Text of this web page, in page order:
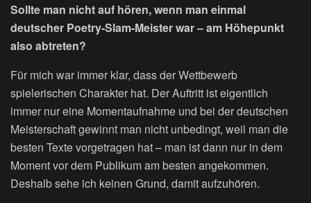
Sollte man nicht auf hören, wenn man einmal
deutscher Poetry-Slam-Meister war – am Höhepunkt
also abtreten?
Für mich war immer klar, dass der Wettbewerb
spielerischen Charakter hat. Der Auftritt ist eigentlich
immer nur eine Momentaufnahme und bei der deutschen
Meisterschaft gewinnt man nicht unbedingt, weil man die
besten Texte vorgetragen hat – man ist dann nur in dem
Moment vor dem Publikum am besten angekommen.
Deshalb sehe ich keinen Grund, damit aufzuhören.